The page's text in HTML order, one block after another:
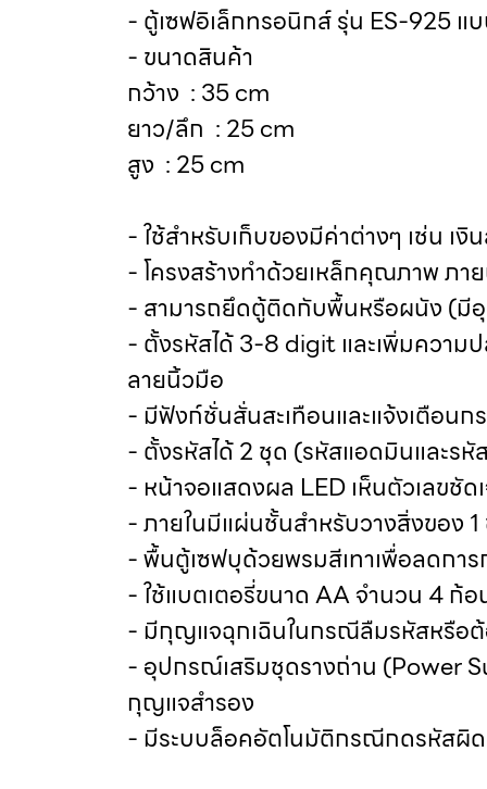
- ตู้เซฟอิเล็กทรอนิกส์ รุ่น ES-925 แ
- ขนาดสินค้า
กว้าง : 35 cm
ยาว/ลึก : 25 cm
สูง : 25 cm
- ใช้สำหรับเก็บของมีค่าต่างๆ เช่น เ
- โครงสร้างทำด้วยเหล็กคุณภาพ ภ
- สามารถยึดตู้ติดกับพื้นหรือผนัง (มี
- ตั้งรหัสได้ 3-8 digit และเพิ่มความ
ลายนิ้วมือ
- มีฟังก์ชั่นสั่นสะเทือนและแจ้งเตือน
- ตั้งรหัสได้ 2 ชุด (รหัสแอดมินและรหั
- หน้าจอแสดงผล LED เห็นตัวเลขชัด
- ภายในมีแผ่นชั้นสำหรับวางสิ่งของ 1
- พื้นตู้เซฟบุด้วยพรมสีเทาเพื่อลดกา
- ใช้แบตเตอรี่ขนาด AA จำนวน 4 ก้อ
- มีกุญแจฉุกเฉินในกรณีลืมรหัสหรือต้
- อุปกรณ์เสริมชุดรางถ่าน (Power
กุญแจสำรอง
- มีระบบล็อคอัตโนมัติกรณีกดรหัสผิ